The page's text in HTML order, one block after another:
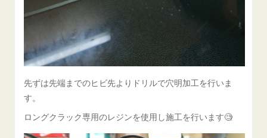
先ずは先端までのヒビ先よりドリルで穴明加工を行いま
す。
ロングクラック専用のレジンを使用し施工を行います🧐